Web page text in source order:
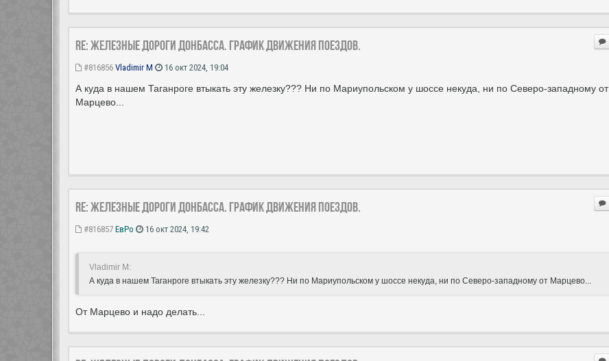
Re: Железные дороги Донбасса. График движения поездов.
#816856 Vladimir M 16 окт 2024, 19:04
А куда в нашем Таганроге втыкать эту железку??? Ни по Мариупольском у шоссе некуда, ни по Северо-западному от
Марцево...
Re: Железные дороги Донбасса. График движения поездов.
#816857 ЕвРо 16 окт 2024, 19:42
Vladimir M:
А куда в нашем Таганроге втыкать эту железку??? Ни по Мариупольском у шоссе некуда, ни по Северо-западному от Марцево...
От Марцево и надо делать...